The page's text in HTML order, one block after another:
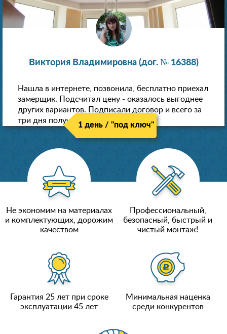
Виктория Владимировна (дог. № 16388)
Нашла в интернете, позвонила, бесплатно приехал
замерщик. Подсчитал цену - оказалось выгоднее
других вариантов. Подписали договор и всего за
три дня получили новые потолки!
1 день / "под ключ"
Не экономим на материалах
и комплектующих, дорожим
качеством
Профессиональный,
безопасный, быстрый и
чистый монтаж!
Гарантия 25 лет при сроке
эксплуатации 45 лет
Минимальная наценка
среди конкурентов